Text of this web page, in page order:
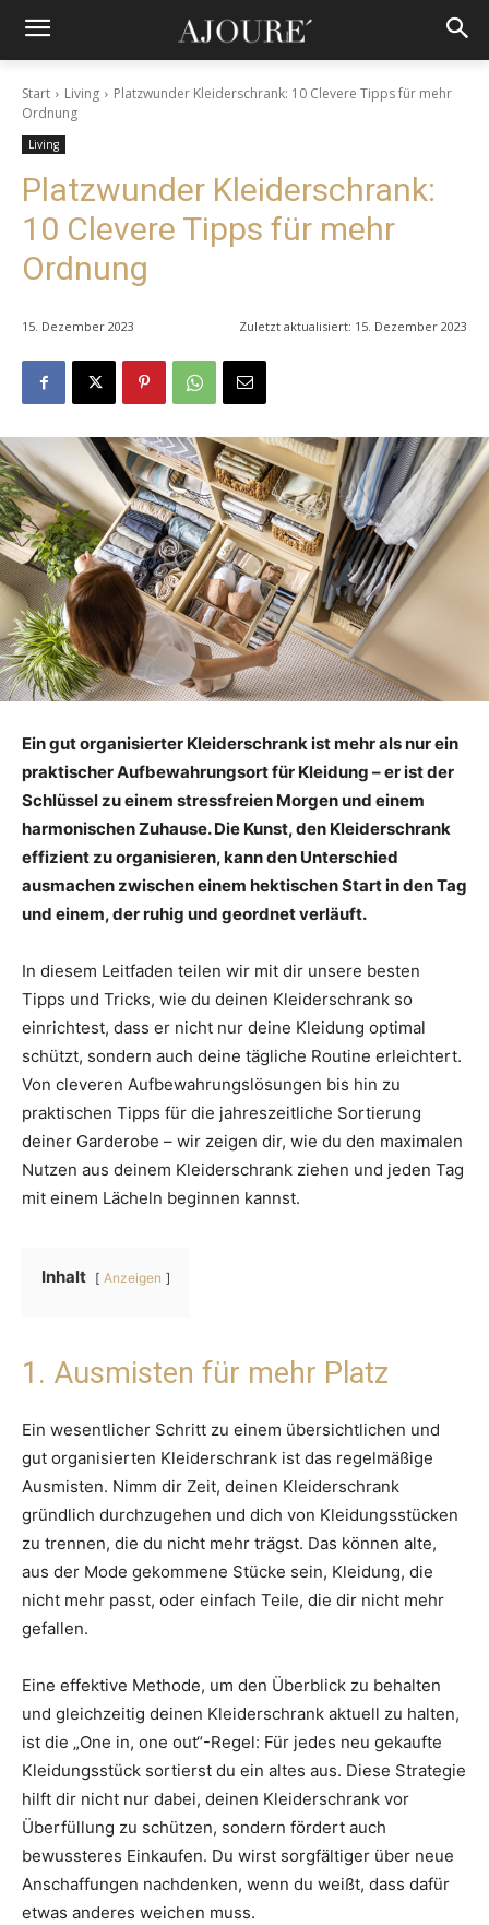
Start Living
Platzwunder Kleiderschrank: 10 Clevere Tipps für mehr
Ordnung
Living
Platzwunder Kleiderschrank:
10 Clevere Tipps für mehr
Ordnung
15. Dezember 2023 Zuletzt aktualisiert: 15. Dezember 2023
Ein gut organisierter Kleiderschrank ist mehr als nur ein
praktischer Aufbewahrungsort für Kleidung – er ist der
Schlüssel zu einem stressfreien Morgen und einem
harmonischen Zuhause. Die Kunst, den Kleiderschrank
effizient zu organisieren, kann den Unterschied
ausmachen zwischen einem hektischen Start in den Tag
und einem, der ruhig und geordnet verläuft.
In diesem Leitfaden teilen wir mit dir unsere besten
Tipps und Tricks, wie du deinen Kleiderschrank so
einrichtest, dass er nicht nur deine Kleidung optimal
schützt, sondern auch deine tägliche Routine erleichtert.
Von cleveren Aufbewahrungslösungen bis hin zu
praktischen Tipps für die jahreszeitliche Sortierung
deiner Garderobe – wir zeigen dir, wie du den maximalen
Nutzen aus deinem Kleiderschrank ziehen und jeden Tag
mit einem Lächeln beginnen kannst.
Inhalt Anzeigen
1. Ausmisten für mehr Platz
Ein wesentlicher Schritt zu einem übersichtlichen und
gut organisierten Kleiderschrank ist das regelmäßige
Ausmisten. Nimm dir Zeit, deinen Kleiderschrank
gründlich durchzugehen und dich von Kleidungsstücken
zu trennen, die du nicht mehr trägst. Das können alte,
aus der Mode gekommene Stücke sein, Kleidung, die
nicht mehr passt, oder einfach Teile, die dir nicht mehr
gefallen.
Eine effektive Methode, um den Überblick zu behalten
und gleichzeitig deinen Kleiderschrank aktuell zu halten,
ist die „One in, one out“-Regel: Für jedes neu gekaufte
Kleidungsstück sortierst du ein altes aus. Diese Strategie
hilft dir nicht nur dabei, deinen Kleiderschrank vor
Überfüllung zu schützen, sondern fördert auch
bewussteres Einkaufen. Du wirst sorgfältiger über neue
Anschaffungen nachdenken, wenn du weißt, dass dafür
etwas anderes weichen muss.